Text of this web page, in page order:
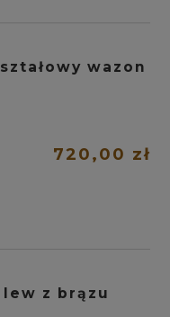
wazon
720,00 zł
z brązu